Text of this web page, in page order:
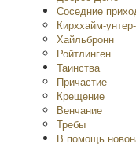
Соседние
Кирххайм-
Хайльбронн
Ройтлинген
Таинства
Причастие
Крещение
Венчание
Требы
В помощь